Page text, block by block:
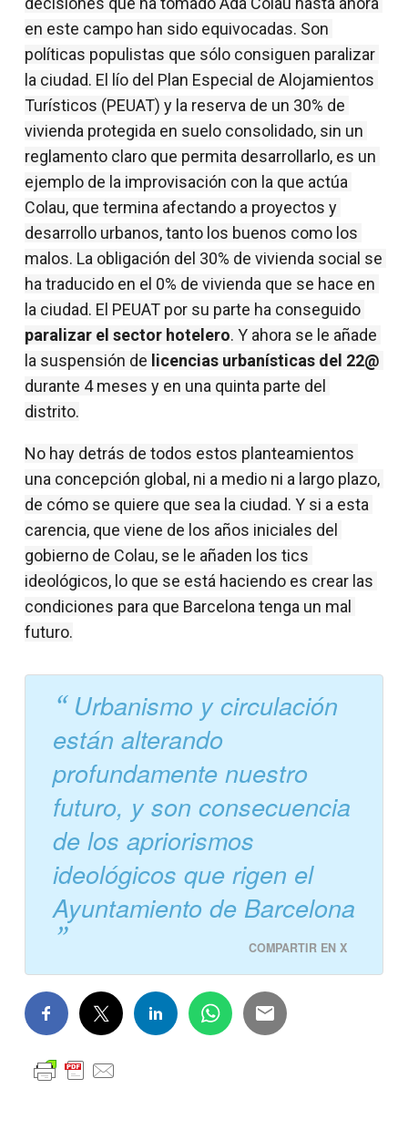
en este campo han sido equivocadas. Son
políticas populistas que sólo consiguen paralizar
la ciudad. El lío del Plan Especial de Alojamientos
Turísticos (PEUAT) y la reserva de un 30% de
vivienda protegida en suelo consolidado, sin un
reglamento claro que permita desarrollarlo, es un
ejemplo de la improvisación con la que actúa
Colau, que termina afectando a proyectos y
desarrollo urbanos, tanto los buenos como los
malos. La obligación del 30% de vivienda social se
ha traducido en el 0% de vivienda que se hace en
paralizar el sector hotelero. Y ahora se le añade
la suspensión de licencias urbanísticas del 22@
durante 4 meses y en una quinta parte del
distrito.
No hay detrás de todos estos planteamientos
una concepción global, ni a medio ni a largo plazo,
de cómo se quiere que sea la ciudad. Y si a esta
carencia, que viene de los años iniciales del
gobierno de Colau, se le añaden los tics
ideológicos, lo que se está haciendo es crear las
condiciones para que Barcelona tenga un mal
futuro.
Urbanismo y circulación
están alterando
profundamente nuestro
futuro, y son consecuencia
de los apriorismos
ideológicos que rigen el
Ayuntamiento de Barcelona
COMPARTIR EN X